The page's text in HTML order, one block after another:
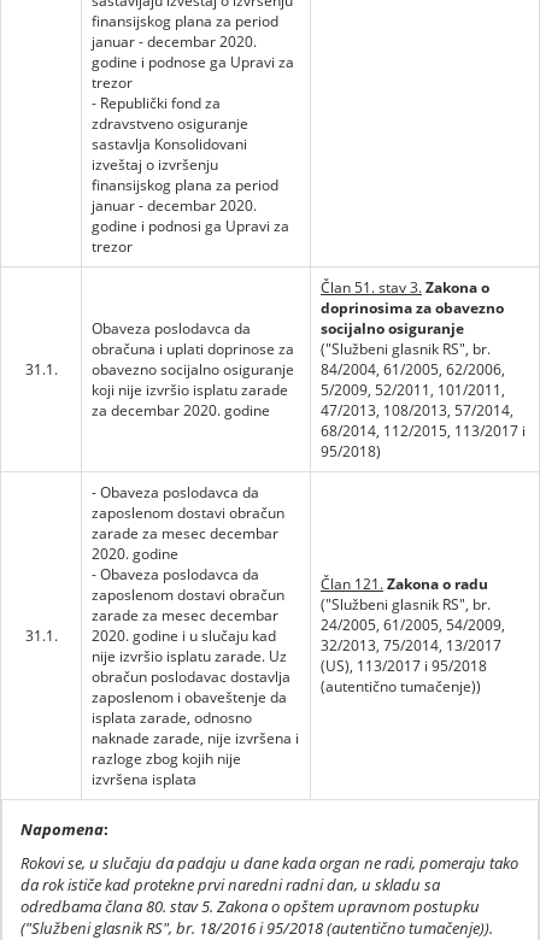
finansijskog plana za period
januar - decembar 2020.
godine i podnose ga Upravi za
trezor
- Republički fond za
zdravstveno osiguranje
sastavlja Konsolidovani
izveštaj o izvršenju
finansijskog plana za period
januar - decembar 2020.
godine i podnosi ga Upravi za
trezor
31.1.
Obaveza poslodavca da
obračuna i uplati doprinose za
obavezno socijalno osiguranje
koji nije izvršio isplatu zarade
za decembar 2020. godine
Član 51. stav 3.Zakona o
doprinosima za obavezno
socijalno osiguranje
("Službeni glasnik RS", br.
84/2004, 61/2005, 62/2006,
5/2009, 52/2011, 101/2011,
47/2013, 108/2013, 57/2014,
68/2014, 112/2015, 113/2017 i
95/2018)
31.1.
- Obaveza poslodavca da
zaposlenom dostavi obračun
zarade za mesec decembar
2020. godine
- Obaveza poslodavca da
zaposlenom dostavi obračun
zarade za mesec decembar
2020. godine i u slučaju kad
nije izvršio isplatu zarade. Uz
obračun poslodavac dostavlja
zaposlenom i obaveštenje da
isplata zarade, odnosno
naknade zarade, nije izvršena i
razloge zbog kojih nije
izvršena isplata
Član 121.Zakona o radu
("Službeni glasnik RS", br.
24/2005, 61/2005, 54/2009,
32/2013, 75/2014, 13/2017
(US), 113/2017 i 95/2018
(autentično tumačenje))
Napomena:
Rokovi se, u slučaju da padaju u dane kada organ ne radi, pomeraju tako
da rok ističe kad protekne prvi naredni radni dan, u skladu sa
odredbama člana 80. stav 5. Zakona o opštem upravnom postupku
("Službeni glasnik RS", br. 18/2016 i 95/2018 (autentično tumačenje)).